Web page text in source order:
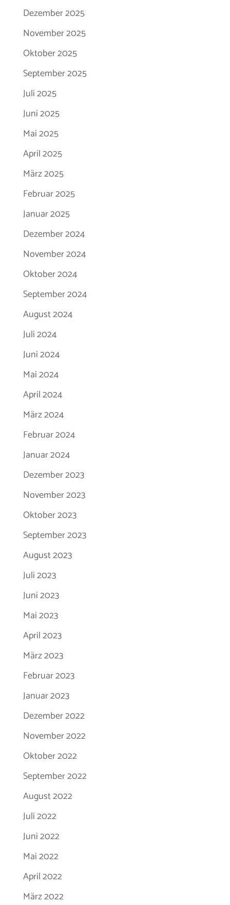
Dezember 2025
November 2025
Oktober 2025
September 2025
Juli 2025
Juni 2025
Mai 2025
April 2025
März 2025
Februar 2025
Januar 2025
Dezember 2024
November 2024
Oktober 2024
September 2024
August 2024
Juli 2024
Juni 2024
Mai 2024
April 2024
März 2024
Februar 2024
Januar 2024
Dezember 2023
November 2023
Oktober 2023
September 2023
August 2023
Juli 2023
Juni 2023
Mai 2023
April 2023
März 2023
Februar 2023
Januar 2023
Dezember 2022
November 2022
Oktober 2022
September 2022
August 2022
Juli 2022
Juni 2022
Mai 2022
April 2022
März 2022